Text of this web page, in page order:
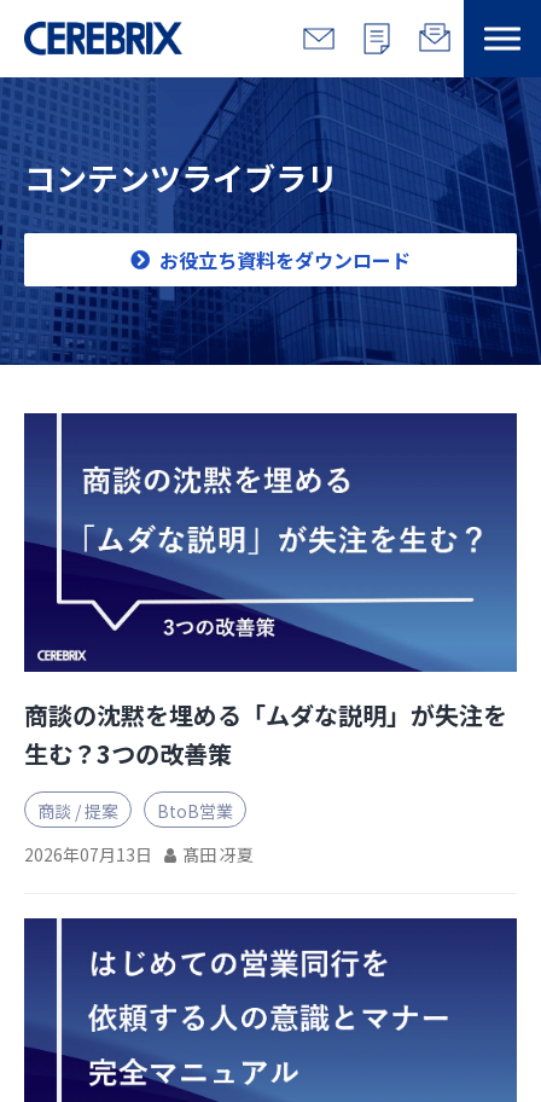
特長
解決できる課題
事例
会社情報
お役立ち資料
コンテンツライブラリ
お役立ち資料をダウンロード
商談の沈黙を埋める「ムダな説明」が失注を
生む？3つの改善策
商談 / 提案
BtoB営業
2026年07月13日
髙田 冴夏